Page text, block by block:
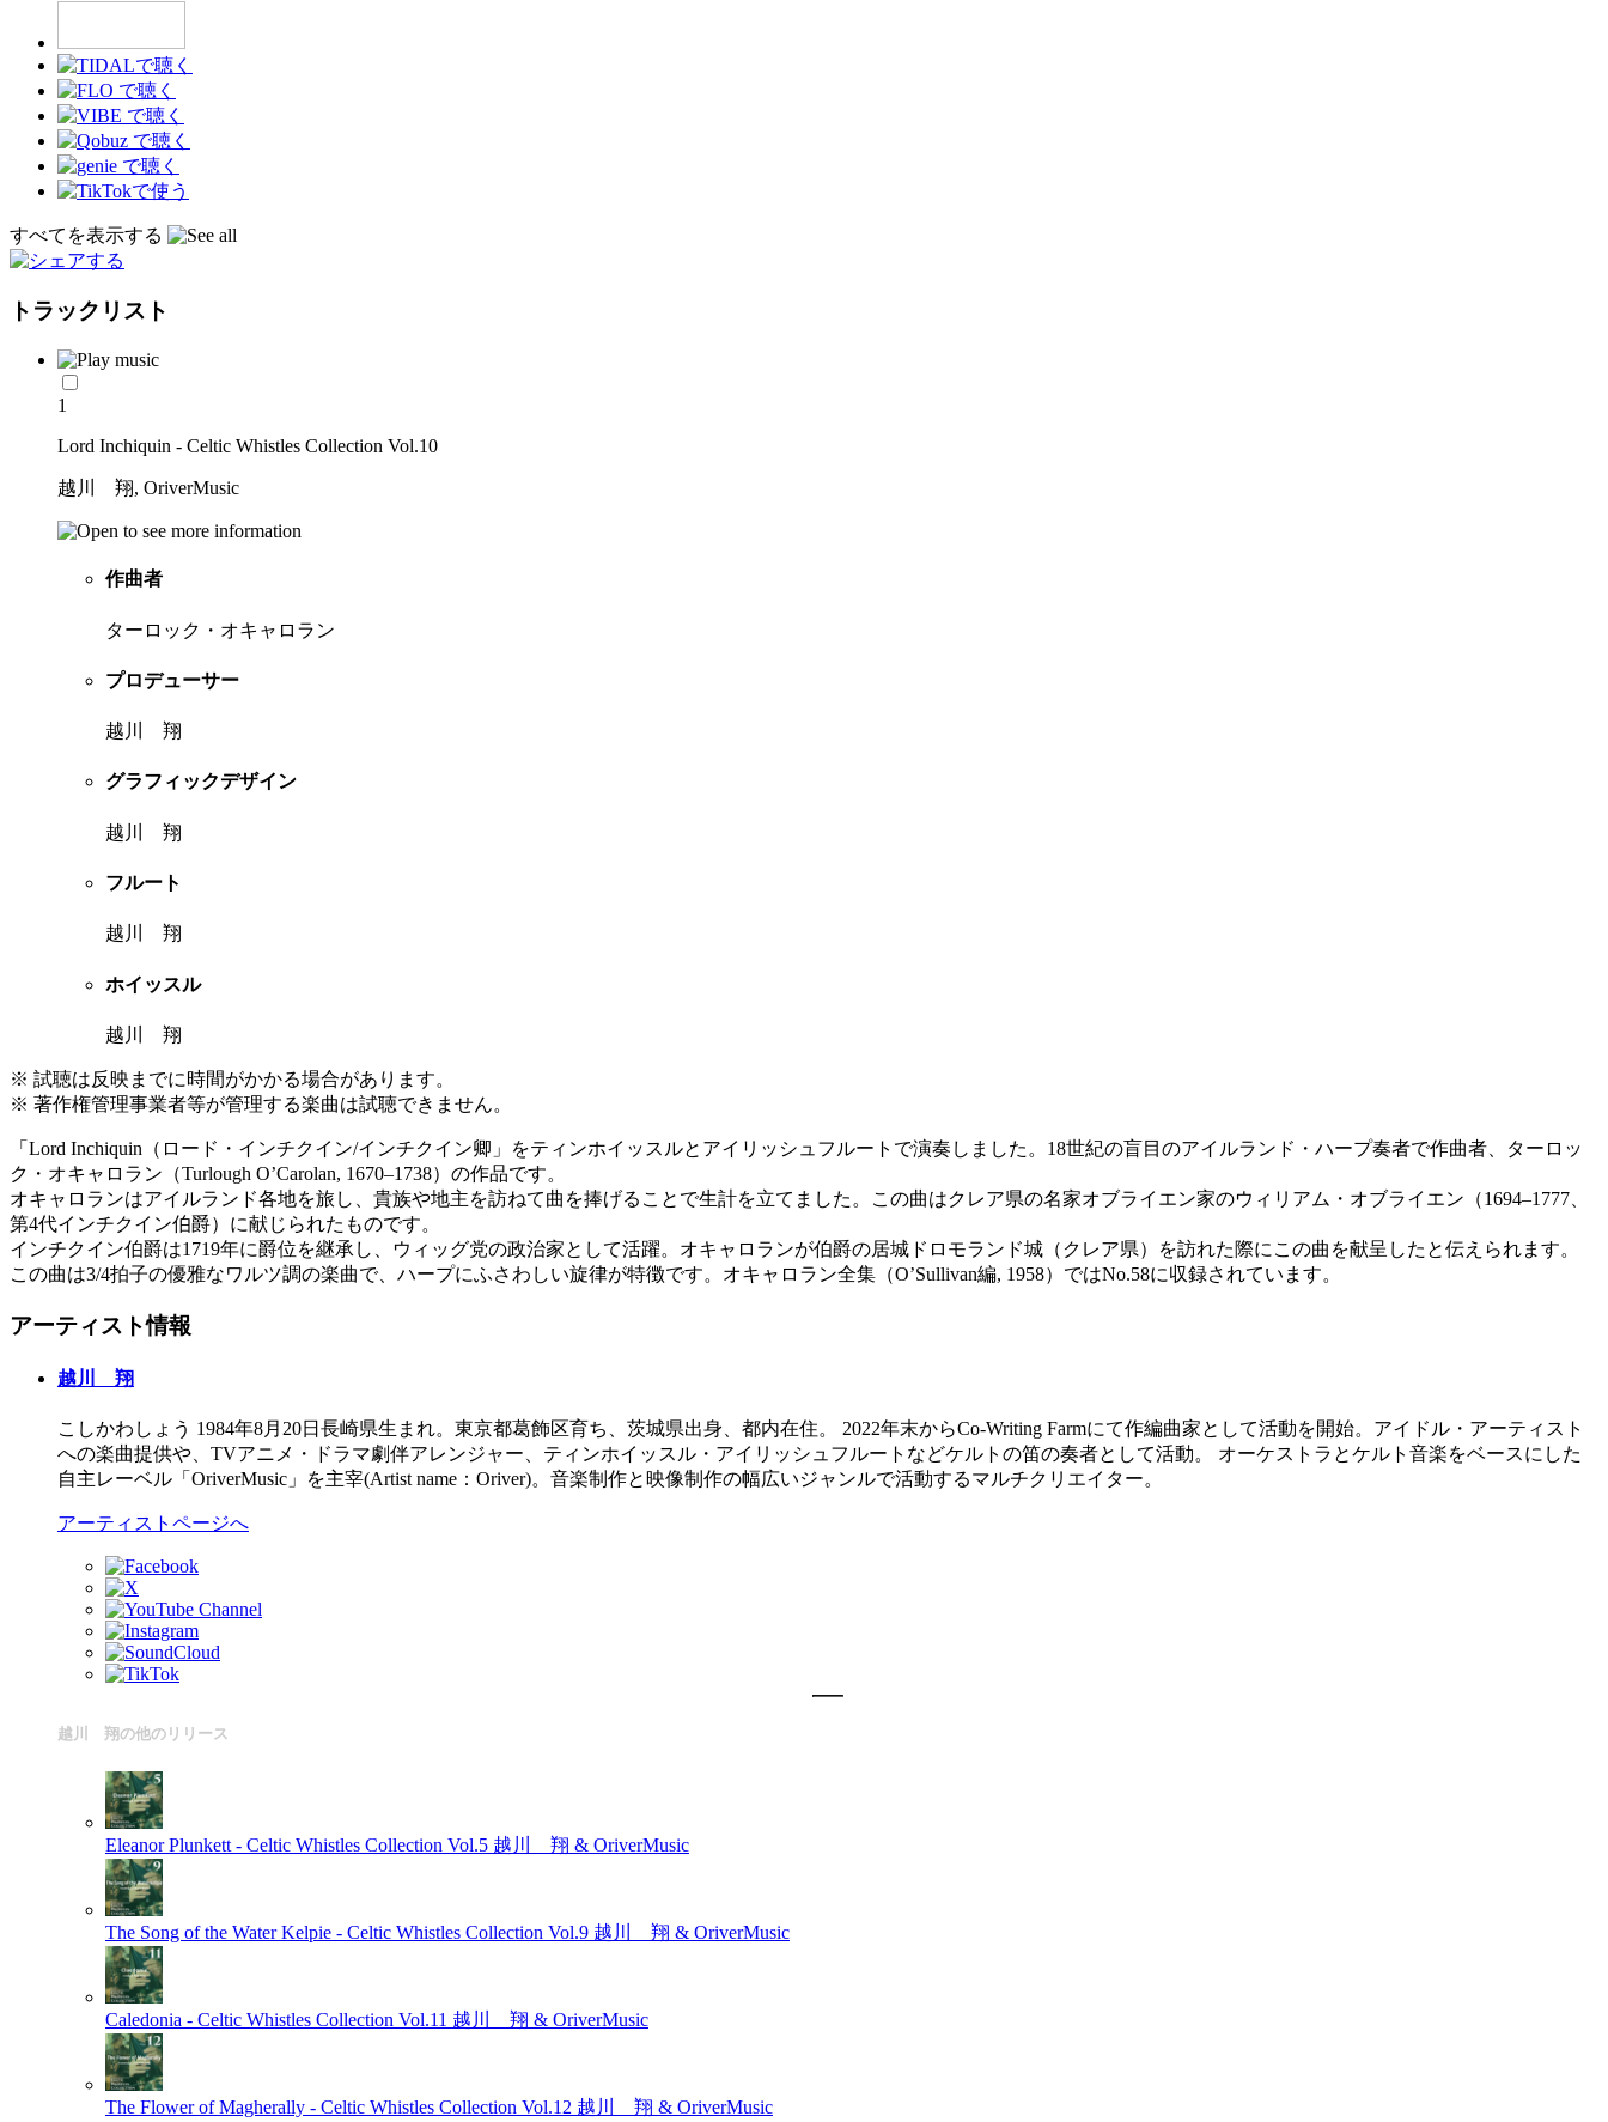
すべてを表示する
トラックリスト
1
Lord Inchiquin - Celtic Whistles Collection Vol.10
越川 翔, OriverMusic
作曲者
ターロック・オキャロラン
プロデューサー
越川 翔
グラフィックデザイン
越川 翔
フルート
越川 翔
ホイッスル
越川 翔
※ 試聴は反映までに時間がかかる場合があります。
※ 著作権管理事業者等が管理する楽曲は試聴できません。
「Lord Inchiquin（ロード・インチクイン/インチクイン卿」をティンホイッスルとアイリッシュフルートで演奏しました。18世紀の盲目のアイルランド・ハープ奏者で作曲者、ターロッ
ク・オキャロラン（Turlough O’Carolan, 1670–1738）の作品です。
オキャロランはアイルランド各地を旅し、貴族や地主を訪ねて曲を捧げることで生計を立てました。この曲はクレア県の名家オブライエン家のウィリアム・オブライエン（1694–1777、
第4代インチクイン伯爵）に献じられたものです。
インチクイン伯爵は1719年に爵位を継承し、ウィッグ党の政治家として活躍。オキャロランが伯爵の居城ドロモランド城（クレア県）を訪れた際にこの曲を献呈したと伝えられます。
この曲は3/4拍子の優雅なワルツ調の楽曲で、ハープにふさわしい旋律が特徴です。オキャロラン全集（O’Sullivan編, 1958）ではNo.58に収録されています。
アーティスト情報
越川 翔
こしかわしょう 1984年8月20日長崎県生まれ。東京都葛飾区育ち、茨城県出身、都内在住。 2022年末からCo-Writing Farmにて作編曲家として活動を開始。アイドル・アーティスト
への楽曲提供や、TVアニメ・ドラマ劇伴アレンジャー、ティンホイッスル・アイリッシュフルートなどケルトの笛の奏者として活動。 オーケストラとケルト音楽をベースにした
自主レーベル「OriverMusic」を主宰(Artist name：Oriver)。音楽制作と映像制作の幅広いジャンルで活動するマルチクリエイター。
アーティストページへ
越川 翔の他のリリース
Eleanor Plunkett - Celtic Whistles Collection Vol.5 越川 翔 & OriverMusic
The Song of the Water Kelpie - Celtic Whistles Collection Vol.9 越川 翔 & OriverMusic
Caledonia - Celtic Whistles Collection Vol.11 越川 翔 & OriverMusic
The Flower of Magherally - Celtic Whistles Collection Vol.12 越川 翔 & OriverMusic